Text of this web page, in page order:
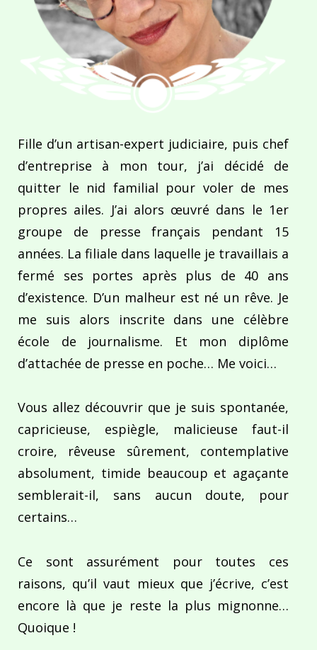
Fille d’un artisan-expert judiciaire, puis chef
d’entreprise à mon tour, j’ai décidé de
quitter le nid familial pour voler de mes
propres ailes. J’ai alors œuvré dans le 1er
groupe de presse français pendant 15
années. La filiale dans laquelle je travaillais a
fermé ses portes après plus de 40 ans
d’existence. D’un malheur est né un rêve. Je
me suis alors inscrite dans une célèbre
école de journalisme. Et mon diplôme
d’attachée de presse en poche… Me voici…
Vous allez découvrir que je suis spontanée,
capricieuse, espiègle, malicieuse faut-il
croire, rêveuse sûrement, contemplative
absolument, timide beaucoup et agaçante
semblerait-il, sans aucun doute, pour
certains…
Ce sont assurément pour toutes ces
raisons, qu’il vaut mieux que j’écrive, c’est
encore là que je reste la plus mignonne…
Quoique !